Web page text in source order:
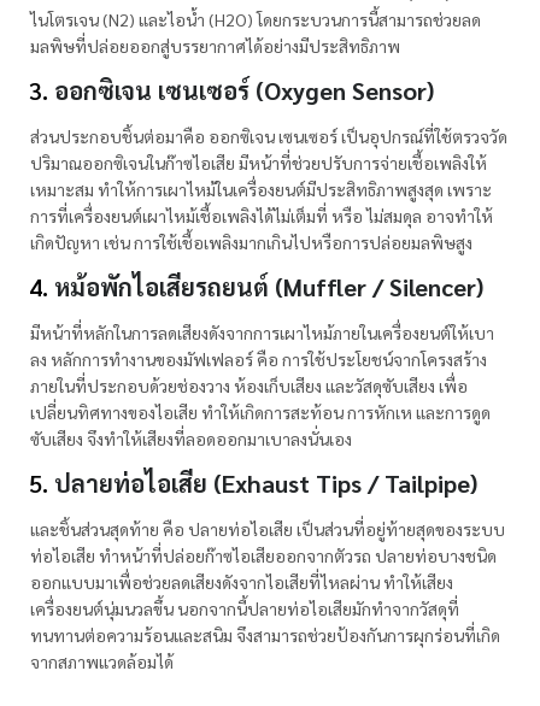
ไนโตรเจน (N2) และไอน้ำ (H2O) โดยกระบวนการนี้สามารถช่วยลด
มลพิษที่ปล่อยออกสู่บรรยากาศได้อย่างมีประสิทธิภาพ
ออกซิเจน เซนเซอร์ (Oxygen Sensor)
ส่วนประกอบชิ้นต่อมาคือ ออกซิเจน เซนเซอร์ เป็นอุปกรณ์ที่ใช้ตรวจวัด
ปริมาณออกซิเจนในก๊าซไอเสีย มีหน้าที่ช่วยปรับการจ่ายเชื้อเพลิงให้
เหมาะสม ทำให้การเผาไหม้ในเครื่องยนต์มีประสิทธิภาพสูงสุด เพราะ
การที่เครื่องยนต์เผาไหม้เชื้อเพลิงได้ไม่เต็มที่ หรือ ไม่สมดุล อาจทำให้
เกิดปัญหา เช่น การใช้เชื้อเพลิงมากเกินไปหรือการปล่อยมลพิษสูง
หม้อพักไอเสียรถยนต์ (Muffler / Silencer)
มีหน้าที่หลักในการลดเสียงดังจากการเผาไหม้ภายในเครื่องยนต์ให้เบา
ลง หลักการทำงานของมัฟเฟลอร์ คือ การใช้ประโยชน์จากโครงสร้าง
ภายในที่ประกอบด้วยช่องวาง ห้องเก็บเสียง และวัสดุซับเสียง เพื่อ
เปลี่ยนทิศทางของไอเสีย ทำให้เกิดการสะท้อน การหักเห และการดูด
ซับเสียง จึงทำให้เสียงที่ลอดออกมาเบาลงนั่นเอง
ปลายท่อไอเสีย (Exhaust Tips / Tailpipe)
และชิ้นส่วนสุดท้าย คือ ปลายท่อไอเสีย เป็นส่วนที่อยู่ท้ายสุดของระบบ
ท่อไอเสีย ทำหน้าที่ปล่อยก๊าซไอเสียออกจากตัวรถ ปลายท่อบางชนิด
ออกแบบมาเพื่อช่วยลดเสียงดังจากไอเสียที่ไหลผ่าน ทำให้เสียง
เครื่องยนต์นุ่มนวลขึ้น นอกจากนี้ปลายท่อไอเสียมักทำจากวัสดุที่
ทนทานต่อความร้อนและสนิม จึงสามารถช่วยป้องกันการผุกร่อนที่เกิด
จากสภาพแวดล้อมได้